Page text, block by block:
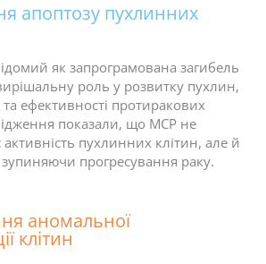
апоптозу пухлинних
як запрограмована загибель
вирішальну роль у розвитку пухлин,
та ефективності протиракових
показали, що MCP не
активність пухлинних клітин, але й
зупиняючи прогресування раку.
аномальної
клітин